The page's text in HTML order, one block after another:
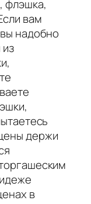
флэшка,
вам
надобно
держи
в